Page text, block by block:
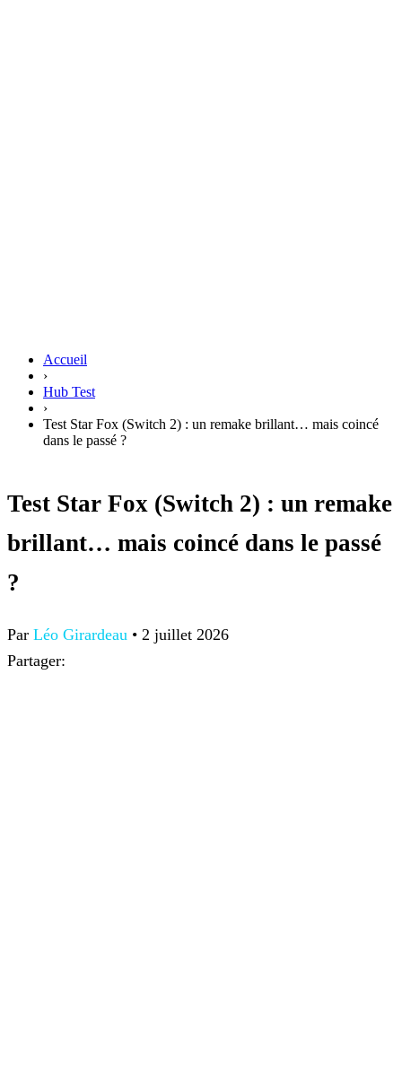
Accueil
›
Hub Test
›
Test Star Fox (Switch 2) : un remake brillant… mais coincé
dans le passé ?
Test Star Fox (Switch 2) : un remake
brillant… mais coincé dans le passé
?
Par Léo Girardeau • 2 juillet 2026
Partager: